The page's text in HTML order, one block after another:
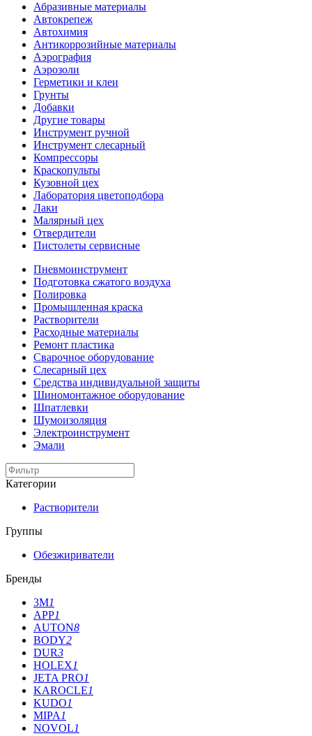
Абразивные материалы
Автокрепеж
Автохимия
Антикоррозийные материалы
Аэрография
Аэрозоли
Герметики и клеи
Грунты
Добавки
Другие товары
Инструмент ручной
Инструмент слесарный
Компрессоры
Краскопульты
Кузовной цех
Лаборатория цветоподбора
Лаки
Малярный цех
Отвердители
Пистолеты сервисные
Пневмоинструмент
Подготовка сжатого воздуха
Полировка
Промышленная краска
Растворители
Расходные материалы
Ремонт пластика
Сварочное оборудование
Слесарный цех
Средства индивидуальной защиты
Шиномонтажное оборудование
Шпатлевки
Шумоизоляция
Электроинструмент
Эмали
Категории
Растворители
Группы
Обезжириватели
Бренды
3M1
APP1
AUTON8
BODY2
DUR3
HOLEX1
JETA PRO1
KAROCLE1
KUDO1
MIPA 1
NOVOL1